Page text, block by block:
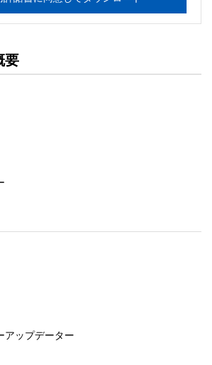
。
範囲
ウンロード・導入はお客様の責任にお
式会社に帰属します。
要
アップデーター